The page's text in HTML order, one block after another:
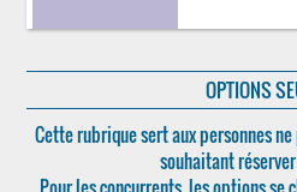
OPTIONS
Cette rubrique sert aux personnes
souhaitant